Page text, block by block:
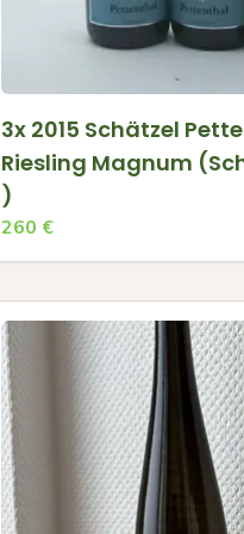
3x 2015 Schätzel
Riesling Magnum
)
260 €